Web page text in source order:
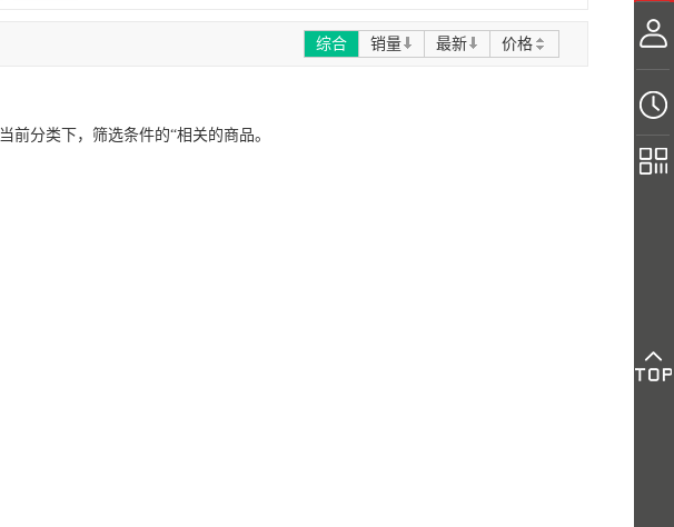
综合 销量 最新 价格
当前分类下，筛选条件的“相关的商品。